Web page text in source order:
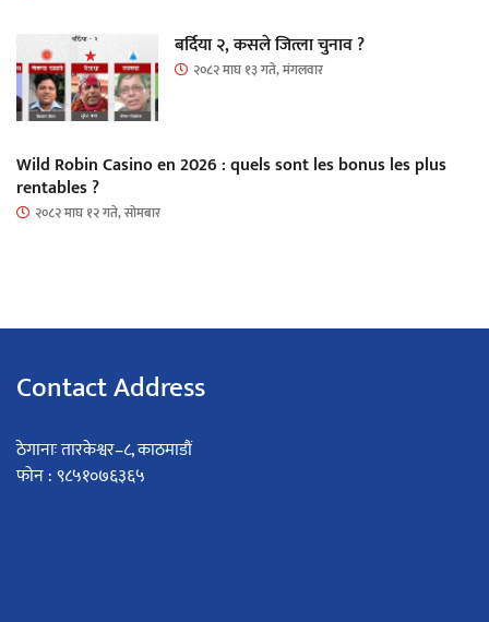
बर्दिया २, कसले जित्ला चुनाव ?
२०८२ माघ १३ गते, मंगलवार
Wild Robin Casino en 2026 : quels sont les bonus les plus
rentables ?
२०८२ माघ १२ गते, सोमबार
Contact Address
ठेगानाः तारकेश्वर–८, काठमाडौं
फोन : ९८५१०७६३६५